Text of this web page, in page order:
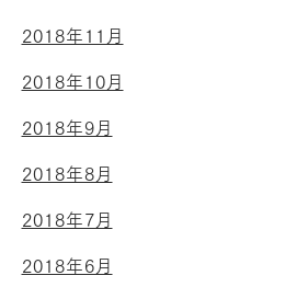
2018年11月
2018年10月
2018年9月
2018年8月
2018年7月
2018年6月